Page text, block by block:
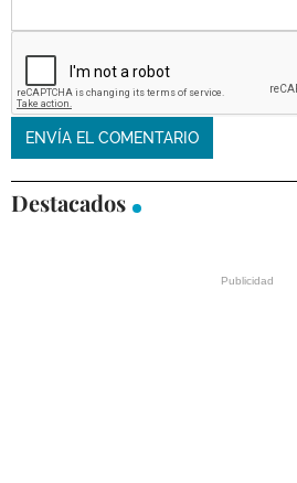
Destacados